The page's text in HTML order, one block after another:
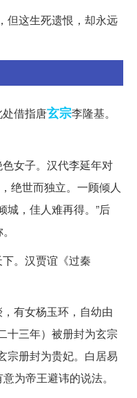
但这生死遗恨，却永远
处借指唐玄宗李隆基。
色女子。汉代李延年对
绝世而独立。一顾倾人
城，佳人难再得。”后
下。汉贾谊《过秦
有女杨玉环，自幼由
十三年）被册封为玄宗
宗册封为贵妃。白居易
为帝王避讳的说法。